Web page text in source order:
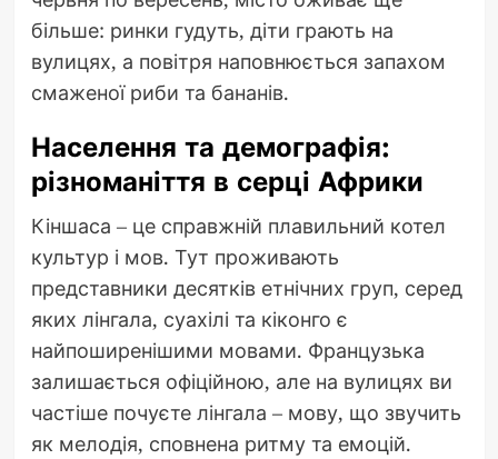
більше: ринки гудуть, діти грають на
вулицях, а повітря наповнюється запахом
смаженої риби та бананів.
Населення та демографія:
різноманіття в серці Африки
Кіншаса – це справжній плавильний котел
культур і мов. Тут проживають
представники десятків етнічних груп, серед
яких лінгала, суахілі та кіконго є
найпоширенішими мовами. Французька
залишається офіційною, але на вулицях ви
частіше почуєте лінгала – мову, що звучить
як мелодія, сповнена ритму та емоцій.